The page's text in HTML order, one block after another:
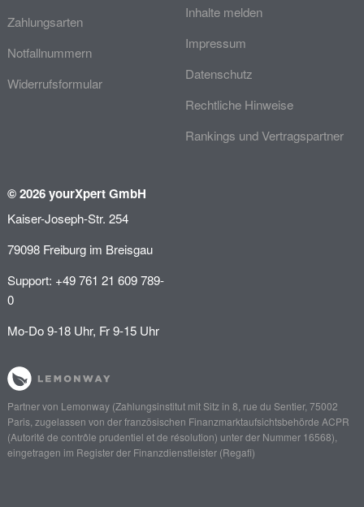
Zahlungsarten
Notfallnummern
Widerrufsformular
Inhalte melden
Impressum
Datenschutz
Rechtliche Hinweise
Rankings und Vertragspartner
© 2026 yourXpert GmbH
Kaiser-Joseph-Str. 254
79098 Freiburg im Breisgau
Support: +49 761 21 609 789-
0
Mo-Do 9-18 Uhr, Fr 9-15 Uhr
Partner von Lemonway(Zahlungsinstitut mit Sitz in 8, rue du Sentier, 75002
Paris, zugelassen von der französischen Finanzmarktaufsichtsbehörde ACPR
(Autorité de contrôle prudentiel et de résolution) unter der Nummer 16568),
eingetragen im Register der Finanzdienstleister (Regafi)